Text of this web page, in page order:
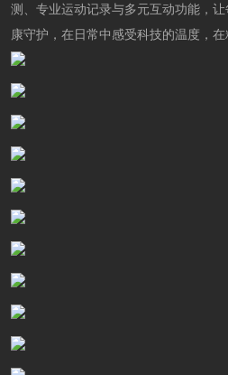
测、专业运动记录与多元互动功能，
康守护，在日常中感受科技的温度，在